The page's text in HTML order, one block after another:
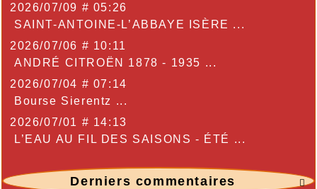
2026/07/09 # 05:26
SAINT-ANTOINE-L’ABBAYE ISÈRE ...
2026/07/06 # 10:11
ANDRÉ CITROËN 1878 - 1935 ...
2026/07/04 # 07:14
Bourse Sierentz ...
2026/07/01 # 14:13
L’EAU AU FIL DES SAISONS - ÉTÉ ...

Derniers commentaires